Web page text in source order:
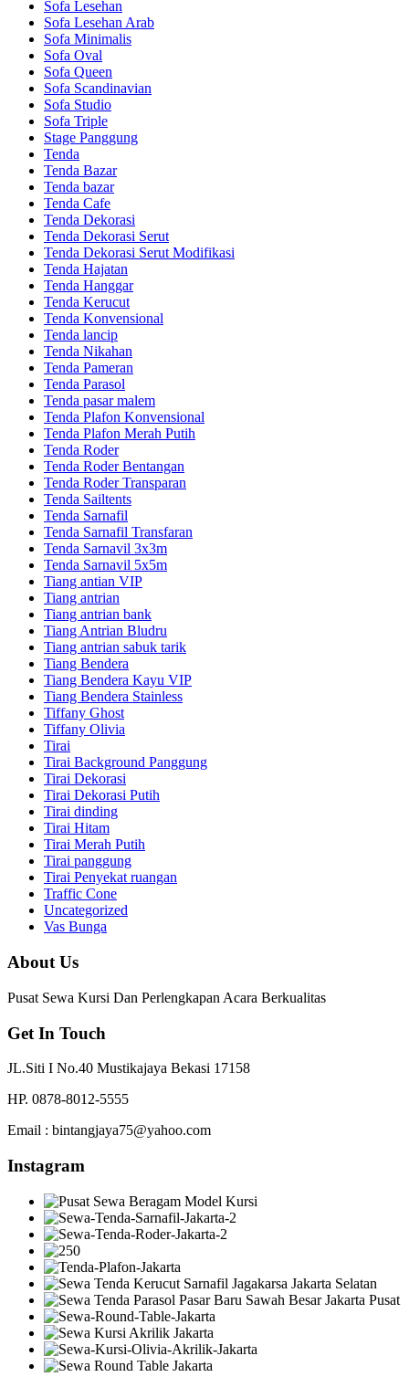
Sofa Lesehan
Sofa Lesehan Arab
Sofa Minimalis
Sofa Oval
Sofa Queen
Sofa Scandinavian
Sofa Studio
Sofa Triple
Stage Panggung
Tenda
Tenda Bazar
Tenda bazar
Tenda Cafe
Tenda Dekorasi
Tenda Dekorasi Serut
Tenda Dekorasi Serut Modifikasi
Tenda Hajatan
Tenda Hanggar
Tenda Kerucut
Tenda Konvensional
Tenda lancip
Tenda Nikahan
Tenda Pameran
Tenda Parasol
Tenda pasar malem
Tenda Plafon Konvensional
Tenda Plafon Merah Putih
Tenda Roder
Tenda Roder Bentangan
Tenda Roder Transparan
Tenda Sailtents
Tenda Sarnafil
Tenda Sarnafil Transfaran
Tenda Sarnavil 3x3m
Tenda Sarnavil 5x5m
Tiang antian VIP
Tiang antrian
Tiang antrian bank
Tiang Antrian Bludru
Tiang antrian sabuk tarik
Tiang Bendera
Tiang Bendera Kayu VIP
Tiang Bendera Stainless
Tiffany Ghost
Tiffany Olivia
Tirai
Tirai Background Panggung
Tirai Dekorasi
Tirai Dekorasi Putih
Tirai dinding
Tirai Hitam
Tirai Merah Putih
Tirai panggung
Tirai Penyekat ruangan
Traffic Cone
Uncategorized
Vas Bunga
About Us
Pusat Sewa Kursi Dan Perlengkapan Acara Berkualitas
Get In Touch
JL.Siti I No.40 Mustikajaya Bekasi 17158
HP. 0878-8012-5555
Email : bintangjaya75@yahoo.com
Instagram